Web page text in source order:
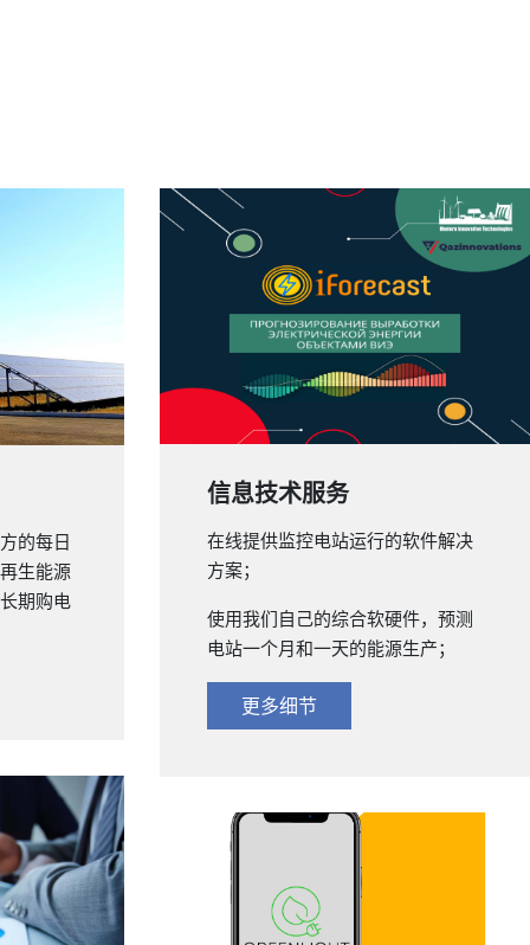
的每日
生能源
期购电
信息技术服务
在线提供监控电站运行的软件解决
方案；
使用我们自己的综合软硬件，预测
电站一个月和一天的能源生产；
更多细节